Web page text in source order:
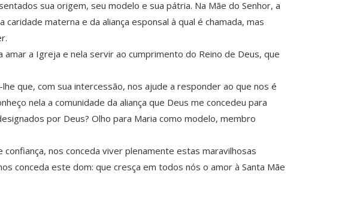
sua origem, seu modelo e sua pátria. Na Mãe do Senhor, a
materna e da aliança esponsal à qual é chamada, mas
a Igreja e nela servir ao cumprimento do Reino de Deus, que
que, com sua intercessão, nos ajude a responder ao que nos é
nela a comunidade da aliança que Deus me concedeu para
por Deus? Olho para Maria como modelo, membro
nos conceda viver plenamente estas maravilhosas
conceda este dom: que cresça em todos nós o amor à Santa Mãe